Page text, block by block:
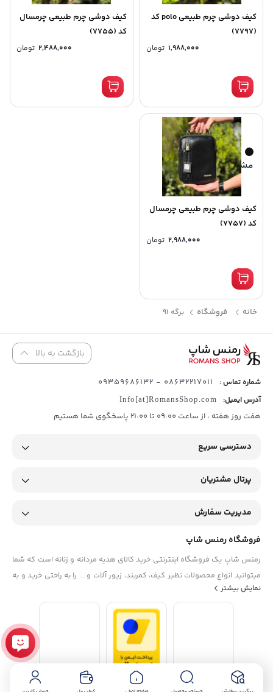
کیف دوشی چرم طبیعی polo کد
(7797)
1,988,000 تومان
کیف دوشی چرم طبیعی چرمسال
کد (7755)
2,488,000 تومان
مشکی
کیف دوشی چرم طبیعی چرمسال
کد (7757)
2,988,000 تومان
خانه فروشگاه برگه 91
بازگشت به بالا
شماره تماس : 08632217011 - 09359686132
آدرس ایمیل: Info[at]RomansShop.com
هفت روز هفته ، از ساعت 09:00 تا 21:00 پاسخگوی شما هستیم.
دسترسی سریع
پرتال مشتریان
مدیریت سفارش
فروشگاه رمنس شاپ
رمنس شاپ یک فروشگاه اینترنتی خرید کالای هدیه مردانه و زنانه است که شما
میتوانید انواع محصولات نظیر کیف، کمربند، زیور آلات و ... را به راحتی خرید و به
دوستان و عزیزانتان هدیه بدهید. آدرس فروشگاه رمنس شاپ: اراک، خیابان
عباس آباد، روبروی پاساژ ساسان، فروشگاه رمنس شاپ ساعات کاری فروشگاه
نمایش بیشتر